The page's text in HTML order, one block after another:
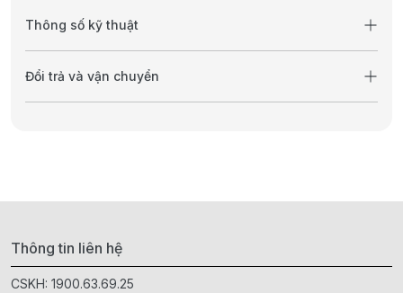
Thông số kỹ thuật
Đổi trả và vận chuyển
Thông tin liên hệ
CSKH: 1900.63.69.25